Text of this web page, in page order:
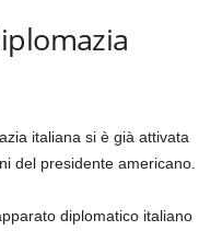
italiana si è già attivata
del presidente americano.
diplomatico italiano